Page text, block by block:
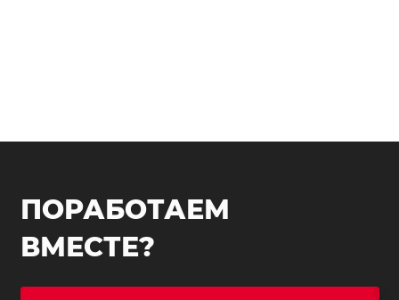
ПОРАБОТАЕМ
ВМЕСТЕ?